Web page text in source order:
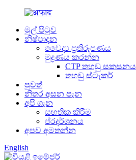
මුල් පිටුව
නිෂ්පාදන
වෛද්‍ය ප්‍රතිරූපණය
මුද්‍රණය කරන්න
CTP තහඩු සකසනය
තහඩු ස්ටැකර්
පුවත්
නිතර අසන පැන
අපි ගැන
සහතික කිරීම
ප්රදර්ශනය
අපව අමතන්න
English